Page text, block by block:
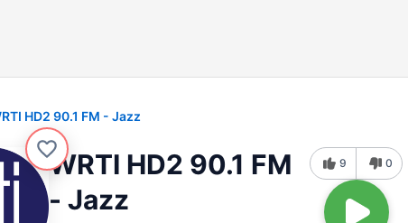
HD2 90.1 FM - Jazz
WRTI HD2 90.1 FM
- Jazz
9 0